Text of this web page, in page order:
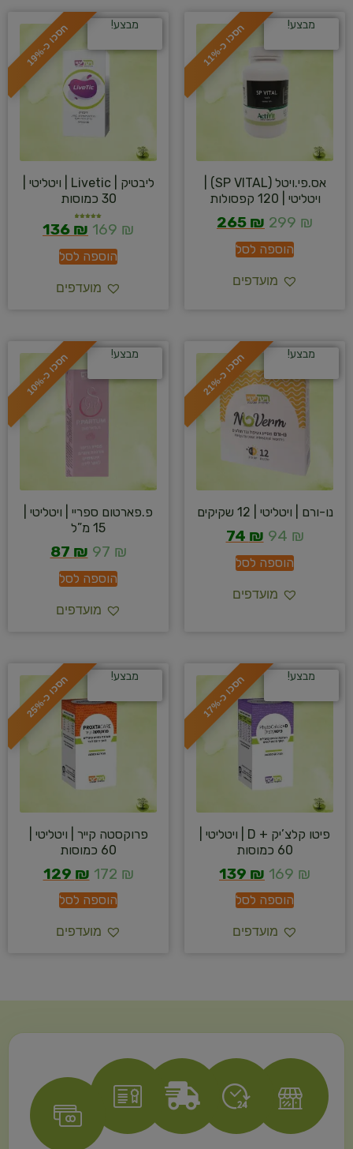
ח
ס
כ
ו
כ
-
1
1
% מבצע!
אס.פי.ויטל (SP VITAL) |
ויטליטי | 120 קפסולות
299 ₪
265 ₪
הוספה לסל
מועדפים
ח
ס
כ
ו
כ
-
1
9
% מבצע!
ליבטיק | Livetic | ויטליטי |
30 כמוסות
מתוך 5169 ₪
136 ₪
הוספה לסל
מועדפים
ח
ס
כ
ו
כ
-
2
1
% מבצע!
נו-ורם | ויטליטי | 12 שקיקים
94 ₪
74 ₪
הוספה לסל
מועדפים
ח
ס
כ
ו
כ
-
1
0
% מבצע!
פ.פארטום ספריי | ויטליטי |
15 מ”ל
97 ₪
87 ₪
הוספה לסל
מועדפים
ח
ס
כ
ו
כ
-
1
7
% מבצע!
פיטו קלצ’יק + D | ויטליטי |
60 כמוסות
169 ₪
139 ₪
הוספה לסל
מועדפים
ח
ס
כ
ו
כ
-
2
5
% מבצע!
פרוקסטה קייר | ויטליטי |
60 כמוסות
172 ₪
129 ₪
הוספה לסל
מועדפים